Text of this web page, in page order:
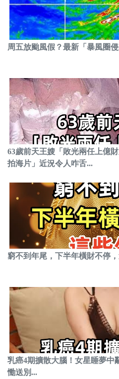
周五放颱風假？最新「暴風圈
63歲前天王嫂「敗光兩任上億
拍海片」近況令人咋舌...
窮不到年尾，下半年橫財不停
乳癌4期擴散大腦！女星睡夢中
慟送別...